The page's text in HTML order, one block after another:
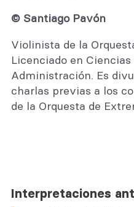
© Santiago Pavón
Violinista de la
Licenciado en
Administración. Es
charlas previas a los
de la Orquesta de
Interpretaciones